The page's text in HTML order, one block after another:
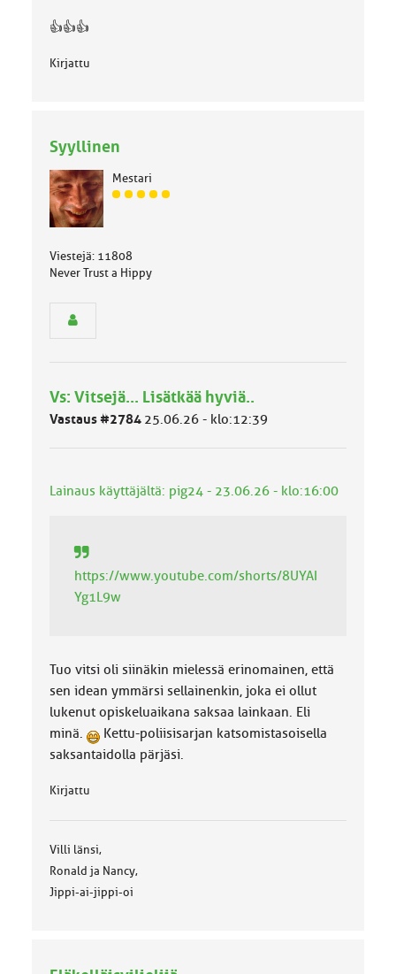
👍👍👍
Kirjattu
Syyllinen
Mestari
J
e
o
k
Viestejä: 11808
Never Trust a Hippy
Vs: Vitsejä... Lisätkää hyviä..
Vastaus #2784 25.06.26 - klo:12:39
Lainaus käyttäjältä: pig24 - 23.06.26 - klo:16:00
https://www.youtube.com/shorts/8UYAI
Yg1L9w
Tuo vitsi oli siinäkin mielessä erinomainen, että
sen idean ymmärsi sellainenkin, joka ei ollut
lukenut opiskeluaikana saksaa lainkaan. Eli
minä.
Kettu-poliisisarjan katsomistasoisella
saksantaidolla pärjäsi.
Kirjattu
Villi länsi,
Ronald ja Nancy,
Jippi-ai-jippi-oi